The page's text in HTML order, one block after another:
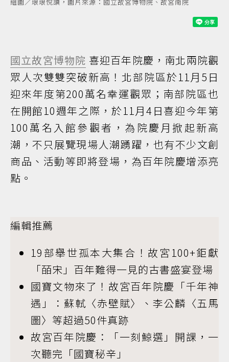
國立故宮博物院 喜迎百年院慶，南北兩院觀
眾人次雙雙突破新高！北部院區於11月5日
迎來年度第200萬名幸運觀眾；南部院區也
在開館10週年之際，於11月4日喜迎今年第
100萬名入館參觀者，為院慶月掀起新高
潮，不只展覽現場人潮踴躍，也有不少文創
商品、活動等即將登場，為百年院慶增添亮
點。
編輯推薦
19部舉世孤本大集合！故宮100+鉅獻
「皕宋」百年難得一見的古書盛宴登場
國寶文物來了！故宮百年院慶「千年神
遇」：蘇軾〈赤壁賦〉、李公麟〈五馬
圖〉等超過50件真跡
故宮百年院慶：「一刻鯨選」開課，一
次聽完「國寶秘辛」